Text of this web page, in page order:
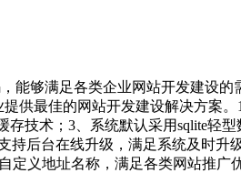
能够满足各类企业网站开发建设的
供最佳的网站开发建设解决方案。
技术；3、系统默认采用sqlite轻型
后台在线升级，满足系统及时升
定义地址名称，满足各类网站推广